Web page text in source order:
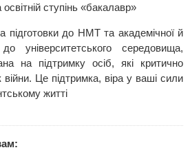
ступінь «бакалавр»
підготовки до НМТ та академічної й
до університетського середовища,
на підтримку осіб, які критично
Це підтримка, віра у ваші сили
житті